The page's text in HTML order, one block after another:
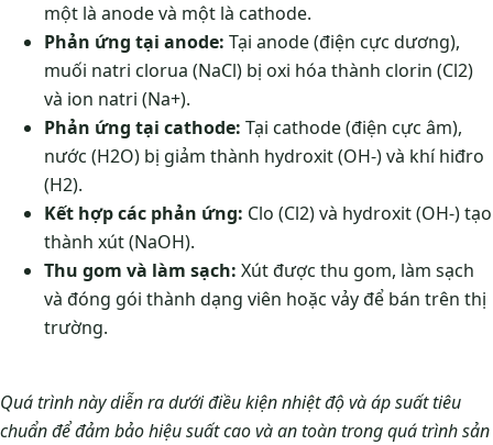
một là anode và một là cathode.
Phản ứng tại anode: Tại anode (điện cực dương),
muối natri clorua (NaCl) bị oxi hóa thành clorin (Cl2)
và ion natri (Na+).
Phản ứng tại cathode: Tại cathode (điện cực âm),
nước (H2O) bị giảm thành hydroxit (OH-) và khí hiđro
(H2).
Kết hợp các phản ứng: Clo (Cl2) và hydroxit (OH-) tạo
thành xút (NaOH).
Thu gom và làm sạch: Xút được thu gom, làm sạch
và đóng gói thành dạng viên hoặc vảy để bán trên thị
trường.
Quá trình này diễn ra dưới điều kiện nhiệt độ và áp suất tiêu
chuẩn để đảm bảo hiệu suất cao và an toàn trong quá trình sản